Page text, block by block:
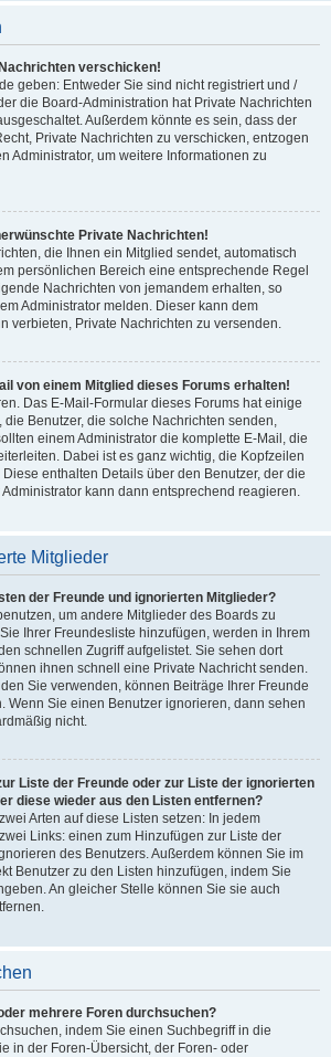
verschicken!
geben: Entweder Sie sind nicht registriert und /
die Board-Administration hat Private Nachrichten
Außerdem könnte es sein, dass der
Private Nachrichten zu verschicken, entzogen
Administrator, um weitere Informationen zu
Private Nachrichten!
die Ihnen ein Mitglied sendet, automatisch
persönlichen Bereich eine entsprechende Regel
Nachrichten von jemandem erhalten, so
Administrator melden. Dieser kann dem
verbieten, Private Nachrichten zu versenden.
von einem Mitglied dieses Forums erhalten!
Das E-Mail-Formular dieses Forums hat einige
Benutzer, die solche Nachrichten senden,
einem Administrator die komplette E-Mail, die
Dabei ist es ganz wichtig, die Kopfzeilen
enthalten Details über den Benutzer, der die
Administrator kann dann entsprechend reagieren.
Mitglieder
der Freunde und ignorierten Mitglieder?
um andere Mitglieder des Boards zu
Ihrer Freundesliste hinzufügen, werden in Ihrem
schnellen Zugriff aufgelistet. Sie sehen dort
ihnen schnell eine Private Nachricht senden.
Sie verwenden, können Beiträge Ihrer Freunde
Wenn Sie einen Benutzer ignorieren, dann sehen
nicht.
Liste der Freunde oder zur Liste der ignorierten
diese wieder aus den Listen entfernen?
Arten auf diese Listen setzen: In jedem
Links: einen zum Hinzufügen zur Liste der
des Benutzers. Außerdem können Sie im
Benutzer zu den Listen hinzufügen, indem Sie
An gleicher Stelle können Sie sie auch
mehrere Foren durchsuchen?
indem Sie einen Suchbegriff in die
in der Foren-Übersicht, der Foren- oder